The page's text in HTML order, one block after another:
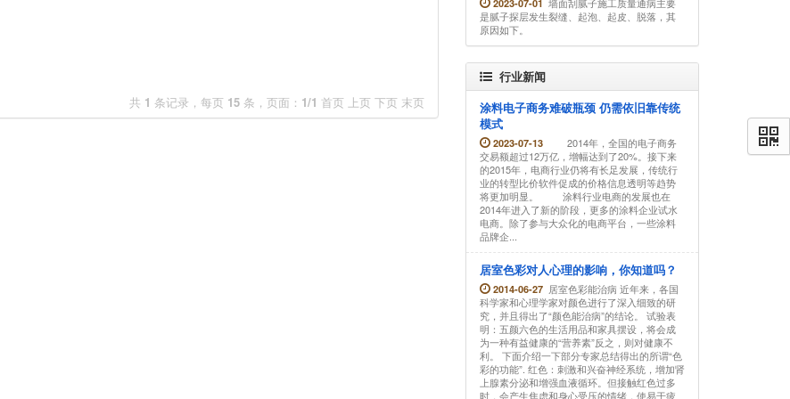
共 1 条记录，每页 15条，页面： 1/1 首页 上页 下页 末页
2023-07-01
是腻子探层发生裂缝、起泡、起皮、脱落，其
原因如下。
行业新闻
涂料电子商务难破瓶颈 仍需依旧靠传统
模式
2023-07-132014年，全国的电子商务
交易额超过12万亿，增幅达到了20%。接下来
的2015年，电商行业仍将有长足发展，传统行
业的转型比价软件促成的价格信息透明等趋势
将更加明显。 涂料行业电商的发展也在
2014年进入了新的阶段，更多的涂料企业试水
电商。除了参与大众化的电商平台，一些涂料
品牌企...
居室色彩对人心理的影响，你知道吗？
2014-06-27居室色彩能治病 近年来，各国
科学家和心理学家对颜色进行了深入细致的研
究，并且得出了“颜色能治病”的结论。 试验表
明：五颜六色的生活用品和家具摆设，将会成
为一种有益健康的“营养素”反之，则对健康不
利。 下面介绍一下部分专家总结得出的所谓“色
彩的功能”. 红色：刺激和兴奋神经系统，增加肾
上腺素分泌和增强血液循环。但接触红色过多
时，会产生焦虑和身心受压的情绪，使易于疲